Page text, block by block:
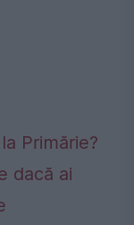
Primărie?
dacă ai